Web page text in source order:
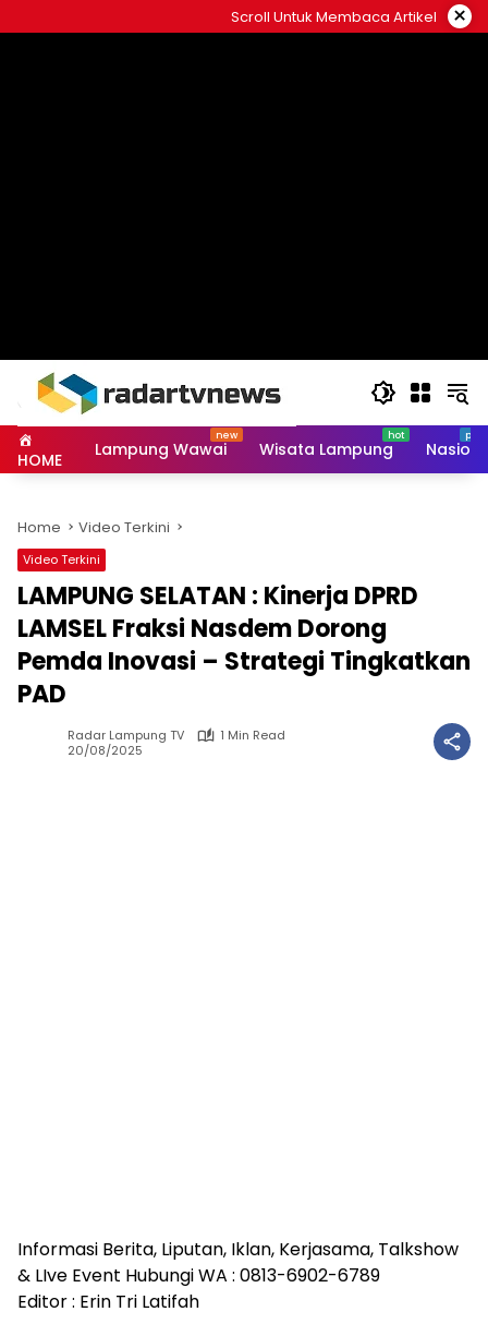
to
Scroll Untuk Membaca Artikel ×
HOME Lampung Wawai Wisata Lampung
Home Video Terkini
Video Terkini
LAMPUNG SELATAN : Kinerja DPRD
LAMSEL Fraksi Nasdem Dorong
Pemda Inovasi – Strategi Tingkatkan
PAD
Radar Lampung TV
1 Min Read
20/08/2025
Informasi Berita, Liputan, Iklan, Kerjasama, Talkshow
& LIve Event Hubungi WA : 0813-6902-6789
Editor : Erin Tri Latifah